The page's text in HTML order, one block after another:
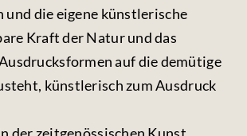
die eigene künstlerische
Kraft der Natur und das
auf die demütige
künstlerisch zum Ausdruck